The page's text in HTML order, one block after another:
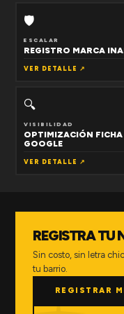
🛡
ESCALAR
REGISTRO MARCA
VER DETALLE ↗
🔍
VISIBILIDAD
OPTIMIZACIÓN FICHA
GOOGLE
VER DETALLE ↗
REGISTRA TU
Sin costo, sin letra
tu barrio.
REGISTRAR